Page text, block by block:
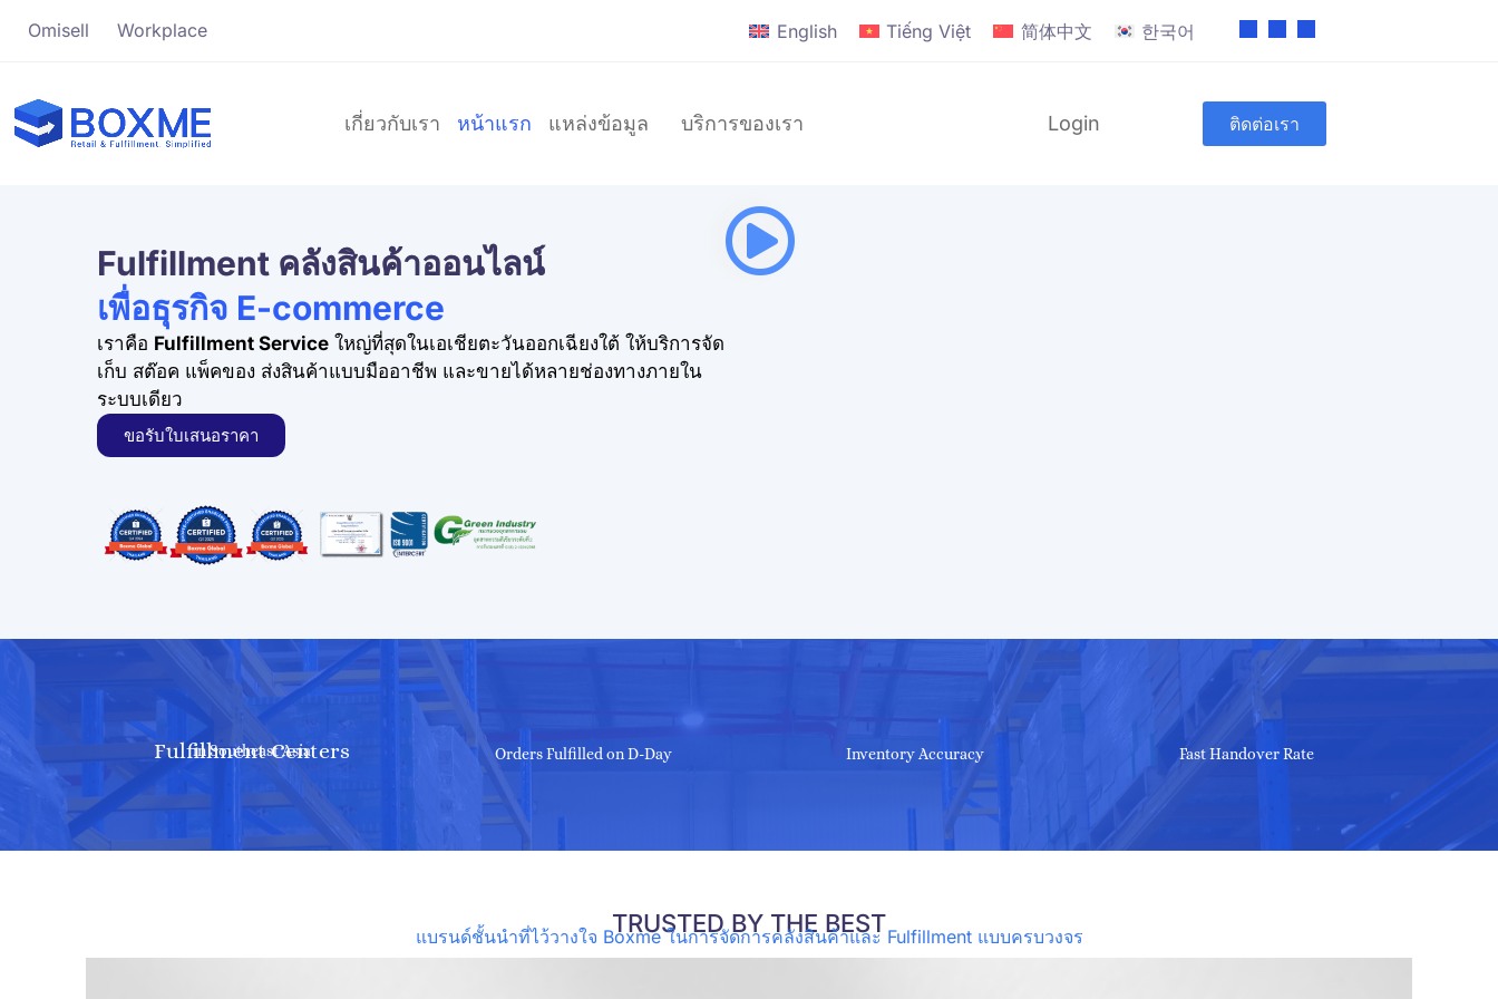
Omisell Workplace English Tiếng Việt 简体中文 한국어
เกี่ยวกับเรา หน้าแรก แหล่งข้อมูล บริการของเรา Login ติดต่อเรา
Fulfillment คลังสินค้าออนไลน์
เพื่อธุรกิจ E-commerce
เราคือ Fulfillment Service ใหญ่ที่สุดในเอเชียตะวันออกเฉียงใต้ ให้บริการจัด
เก็บ สต๊อค แพ็คของ ส่งสินค้าแบบมืออาชีพ และขายได้หลายช่องทางภายใน
ระบบเดียว
ขอรับใบเสนอราคา
Fulfillment Centers
in Southeast Asia Orders Fulfilled on D-Day Inventory Accuracy Fast Handover Rate
TRUSTED BY THE BEST
แบรนด์ชั้นนำที่ไว้วางใจ Boxme ในการจัดการคลังสินค้าและ Fulfillment แบบครบวงจร